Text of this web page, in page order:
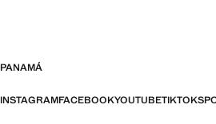
PANAMÁ
INSTAGRAMFACEBOOKYOUTUBETIKTOK